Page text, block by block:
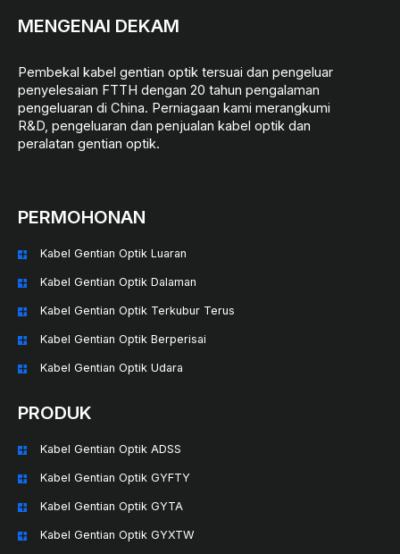
MENGENAI DEKAM
Pembekal kabel gentian optik tersuai dan pengeluar
penyelesaian FTTH dengan 20 tahun pengalaman
pengeluaran di China. Perniagaan kami merangkumi
R&D, pengeluaran dan penjualan kabel optik dan
peralatan gentian optik.
PERMOHONAN
Kabel Gentian Optik Luaran
Kabel Gentian Optik Dalaman
Kabel Gentian Optik Terkubur Terus
Kabel Gentian Optik Berperisai
Kabel Gentian Optik Udara
PRODUK
Kabel Gentian Optik ADSS
Kabel Gentian Optik GYFTY
Kabel Gentian Optik GYTA
Kabel Gentian Optik GYXTW